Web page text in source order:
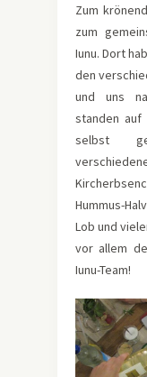
Zum
zum
Iunu. Dort
den
und uns
standen
selbst
Hummus-
Lob und
vor allem
Iunu-Team!